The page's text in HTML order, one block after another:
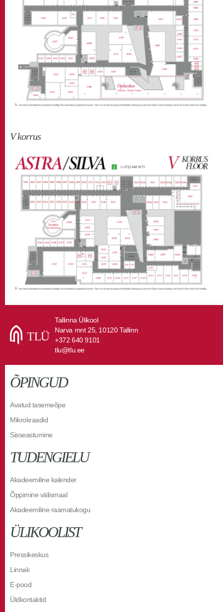
V korrus
Tallinna Ülikool
Narva mnt 25, 10120 Tallinn
+372 640 9101
tlu@tlu.ee
ÕPINGUD
Avatud tasemeõpe
Mikrokraadid
Sisseastumine
TUDENGIELU
Akadeemiline kalender
Õppimine välismaal
Akadeemiline raamatukogu
ÜLIKOOLIST
Pressikeskus
Linnak
E-pood
Üldkontaktid